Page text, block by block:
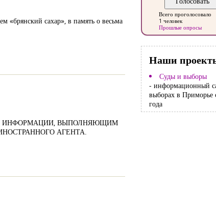
«брянский сахар», в память о весьма
ИНФОРМАЦИИ, ВЫПОЛНЯЮЩИМ
АГЕНТА.
Всего проголосовало
1 человек
Прошлые опросы
Наши
Суды и выборы
- информационный
выборах в Приморье
года